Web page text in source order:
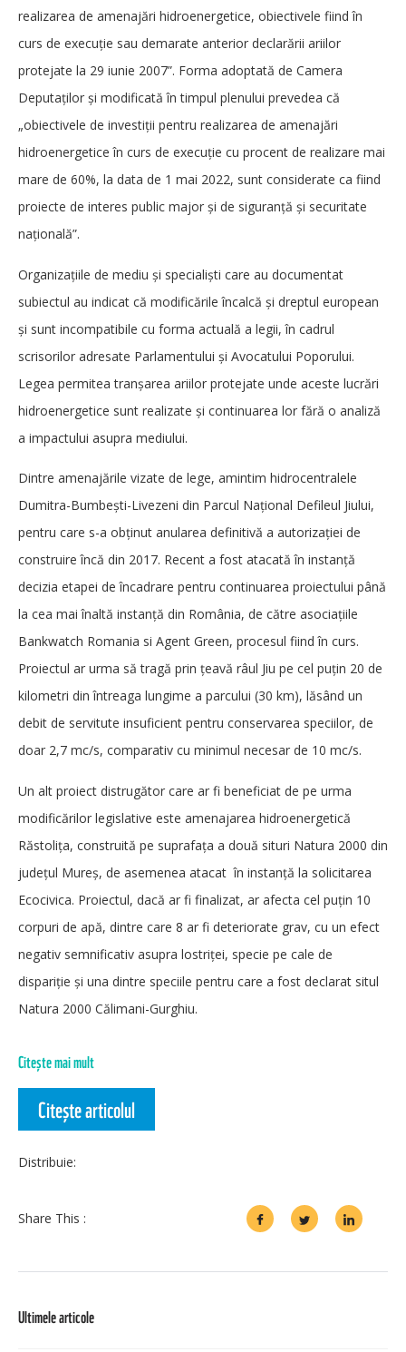
realizarea de amenajări hidroenergetice, obiectivele fiind în
curs de execuție sau demarate anterior declarării ariilor
protejate la 29 iunie 2007”. Forma adoptată de Camera
Deputaților și modificată în timpul plenului prevedea că
„obiectivele de investiții pentru realizarea de amenajări
hidroenergetice în curs de execuție cu procent de realizare mai
mare de 60%, la data de 1 mai 2022, sunt considerate ca fiind
proiecte de interes public major și de siguranţă şi securitate
naţională”.
Organizațiile de mediu și specialiști care au documentat
subiectul au indicat că modificările încalcă și dreptul european
și sunt incompatibile cu forma actuală a legii, în cadrul
scrisorilor adresate Parlamentului și Avocatului Poporului.
Legea permitea tranșarea ariilor protejate unde aceste lucrări
hidroenergetice sunt realizate și continuarea lor fără o analiză
a impactului asupra mediului.
Dintre amenajările vizate de lege, amintim hidrocentralele
Dumitra-Bumbești-Livezeni din Parcul Național Defileul Jiului,
pentru care s-a obținut anularea definitivă a autorizației de
construire încă din 2017. Recent a fost atacată în instanță
decizia etapei de încadrare pentru continuarea proiectului până
la cea mai înaltă instanță din România, de către asociațiile
Bankwatch Romania si Agent Green, procesul fiind în curs.
Proiectul ar urma să tragă prin țeavă râul Jiu pe cel puțin 20 de
kilometri din întreaga lungime a parcului (30 km), lăsând un
debit de servitute insuficient pentru conservarea speciilor, de
doar 2,7 mc/s, comparativ cu minimul necesar de 10 mc/s.
Un alt proiect distrugător care ar fi beneficiat de pe urma
modificărilor legislative este amenajarea hidroenergetică
Răstolița, construită pe suprafața a două situri Natura 2000 din
județul Mureș, de asemenea atacat în instanță la solicitarea
Ecocivica. Proiectul, dacă ar fi finalizat, ar afecta cel puțin 10
corpuri de apă, dintre care 8 ar fi deteriorate grav, cu un efect
negativ semnificativ asupra lostriței, specie pe cale de
dispariție și una dintre speciile pentru care a fost declarat situl
Natura 2000 Călimani-Gurghiu.
Citește mai mult
Citește articolul
Distribuie:
Share This :
Ultimele articole